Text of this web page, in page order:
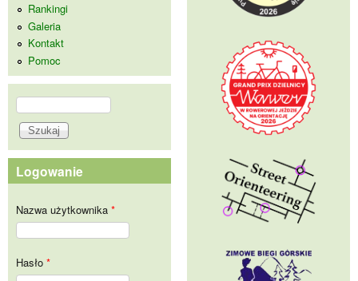
Rankingi
Galeria
Kontakt
Pomoc
Formularz wyszukiwania
Szukaj
Logowanie
Nazwa użytkownika *
Hasło *